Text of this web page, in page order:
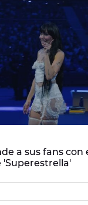
a sus fans con
'Superestrella'